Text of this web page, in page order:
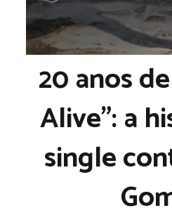
20 anos
Alive”: a
single